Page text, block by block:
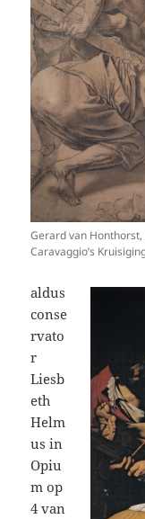
Gerard van
Caravaggio’s
aldus
conse
rvato
r
Liesb
eth
Helm
us in
Opiu
m op
4 van